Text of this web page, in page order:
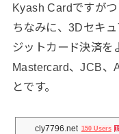
Kyash Cardですがつ
ちなみに、3Dセキ
ジットカード決済を
Mastercard、JCB、
とです。
cly7796.net 150 Users